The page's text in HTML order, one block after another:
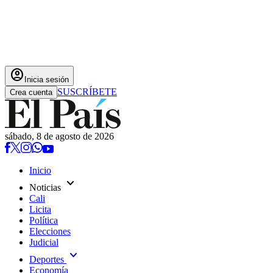
account_circle Inicia sesión
Crea cuenta SUSCRÍBETE
sábado, 8 de agosto de 2026
Inicio
Noticias expand_more
Cali
Licita
Política
Elecciones
Judicial
Deportes expand_more
Economía